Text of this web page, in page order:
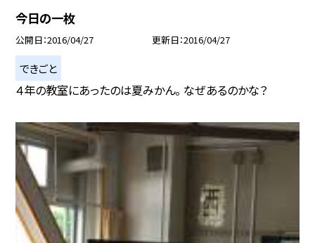
今日の一枚
公開日 2016/04/27 更新日 2016/04/27
できごと
４年の教室にあったのは夏みかん。 なぜあるのかな？